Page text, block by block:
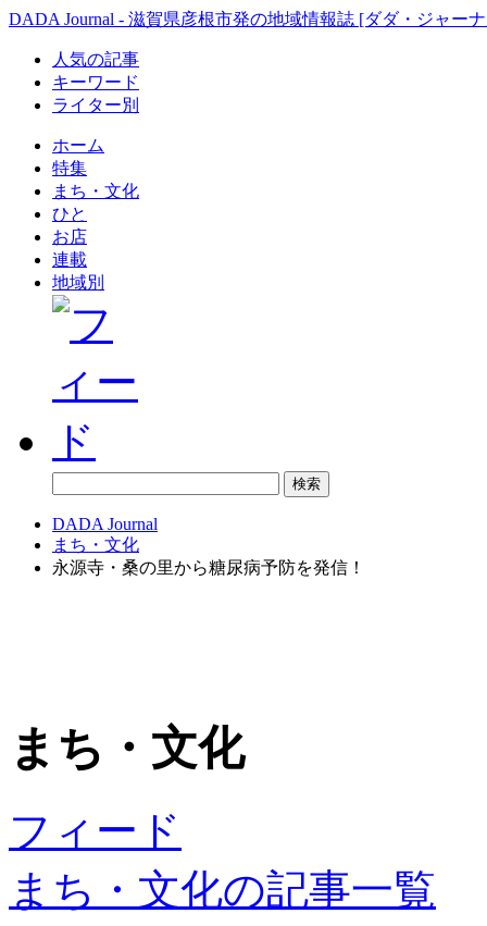
DADA Journal - 滋賀県彦根市発の地域情報誌 [ダダ・ジャー
人気の記事
キーワード
ライター別
ホーム
特集
まち・文化
ひと
お店
連載
地域別
DADA Journal
まち・文化
永源寺・桑の里から糖尿病予防を発信！
まち・文化
フィード
まち・文化の記事一覧